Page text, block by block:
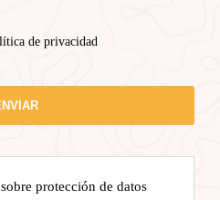
de privacidad
protección de datos